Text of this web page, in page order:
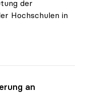
der
Hochschulen in
Zusammenarbeit
an